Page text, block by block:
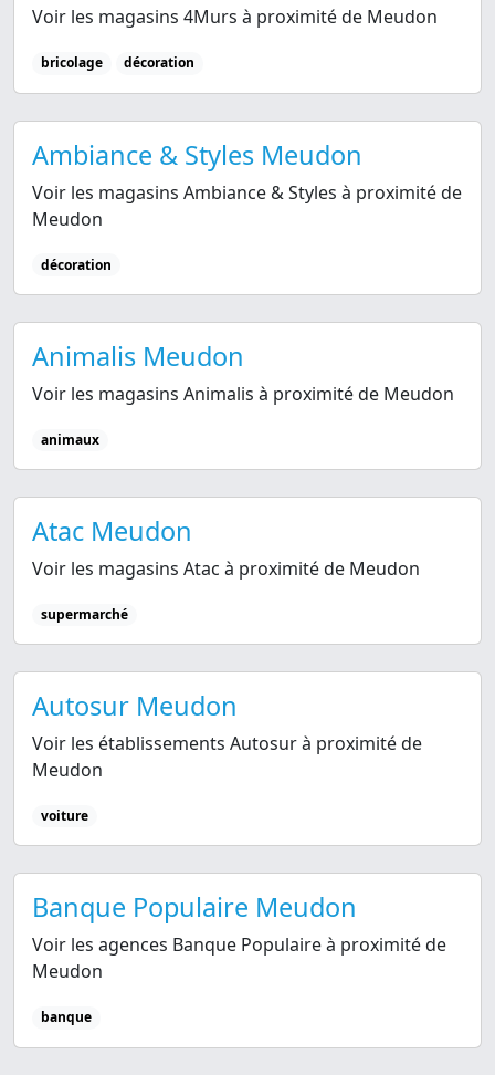
Voir les magasins 4Murs à proximité de Meudon
bricolage décoration
Ambiance & Styles Meudon
Voir les magasins Ambiance & Styles à proximité de
Meudon
décoration
Animalis Meudon
Voir les magasins Animalis à proximité de Meudon
animaux
Atac Meudon
Voir les magasins Atac à proximité de Meudon
supermarché
Autosur Meudon
Voir les établissements Autosur à proximité de
Meudon
voiture
Banque Populaire Meudon
Voir les agences Banque Populaire à proximité de
Meudon
banque